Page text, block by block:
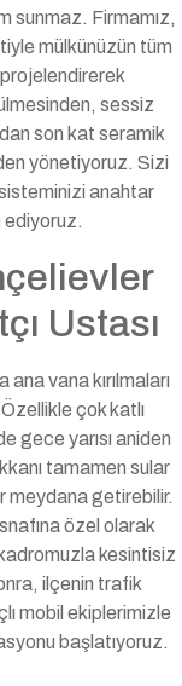
sunmaz. Firmamız,
mülkünüzün tüm
projelendirerek
sessiz
son kat seramik
yönetiyoruz. Sizi
anahtar
ediyoruz.
Ustası
vana kırılmaları
çok katlı
gece yarısı aniden
tamamen sular
meydana getirebilir.
özel olarak
kesintisiz
ilçenin trafik
mobil ekiplerimizle
başlatıyoruz.